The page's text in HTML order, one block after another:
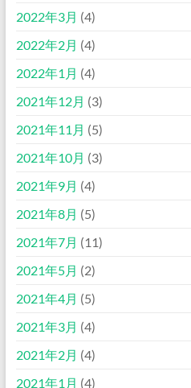
2022年3月 (4)
2022年2月 (4)
2022年1月 (4)
2021年12月 (3)
2021年11月 (5)
2021年10月 (3)
2021年9月 (4)
2021年8月 (5)
2021年7月 (11)
2021年5月 (2)
2021年4月 (5)
2021年3月 (4)
2021年2月 (4)
2021年1月 (4)